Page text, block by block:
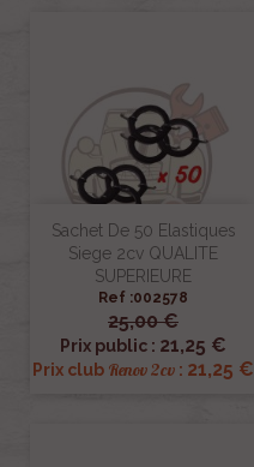
Sachet De 50 Elastiques
Siege 2cv QUALITE
SUPERIEURE
Ref :002578
25,00 €
Prix public : 21,25 €
Prix club Renov 2cv : 21,25 €